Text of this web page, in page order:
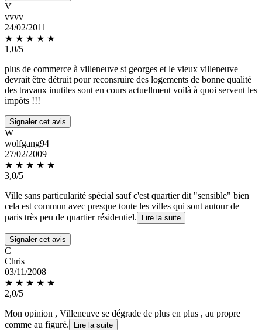
V
vvvv
24/02/2011
★ ★ ★ ★ ★
1,0/5
plus de commerce à villeneuve st georges et le vieux villeneuve
devrait être détruit pour reconsruire des logements de bonne qualité
des travaux inutiles sont en cours actuellment voilà à quoi servent les
impôts !!!
Signaler cet avis
W
wolfgang94
27/02/2009
★ ★ ★ ★ ★
3,0/5
Ville sans particularité spécial sauf c'est quartier dit "sensible" bien
cela est commun avec presque toute les villes qui sont autour de
paris très peu de quartier résidentiel.
Lire la suite
Signaler cet avis
C
Chris
03/11/2008
★ ★ ★ ★ ★
2,0/5
Mon opinion , Villeneuve se dégrade de plus en plus , au propre
comme au figuré.
Lire la suite